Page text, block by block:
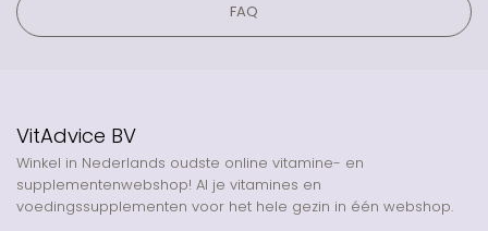
FAQ
VitAdvice BV
Winkel in Nederlands oudste online vitamine- en
supplementenwebshop! Al je vitamines en
voedingssupplementen voor het hele gezin in één webshop.